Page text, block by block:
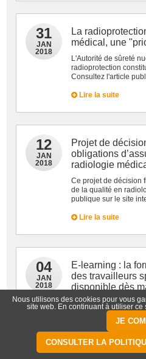
31
JAN
2018
La
médical, une
L'Autorité de sûreté
radioprotection
Consultez l'article
Lire la suite
12
JAN
2018
Projet de
obligations
radiologie
Ce projet de décision
de la qualité en
publique sur le site
Lire la suite
04
JAN
2018
E-learning : la
des travailleurs
disponible dès
Demandez dès
valider la formation
travailleurs exposés
dans votre cabinet
en moins de 30
Nous utilisons des cookies pour vous
site web. En continuant à utiliser
JE
CONSULTER LA